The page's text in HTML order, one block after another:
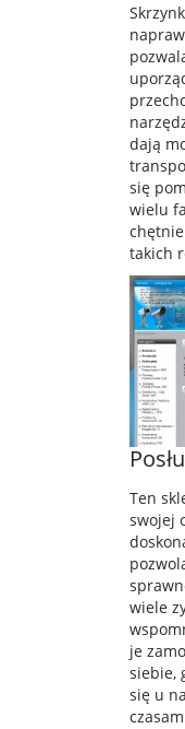
dają
się
wielu
takich
Ten
swojej
wiele
je
siebie,
się u